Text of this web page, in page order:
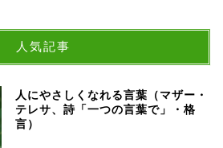
人気記事
人にやさしくなれる言葉（マザー・
テレサ、詩「一つの言葉で」・格
言）